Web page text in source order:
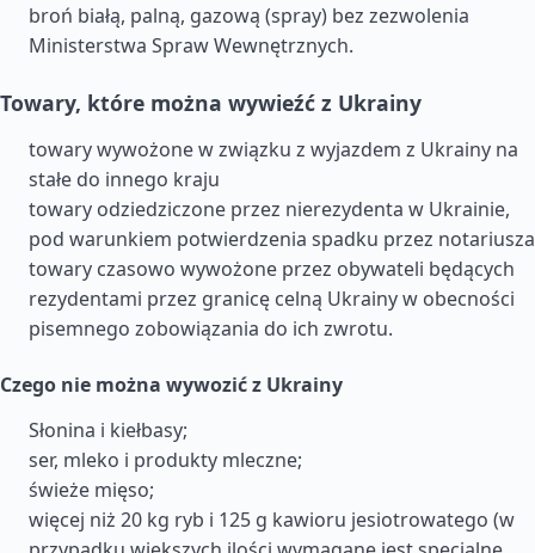
broń białą, palną, gazową (spray) bez zezwolenia
Ministerstwa Spraw Wewnętrznych.
Towary, które można wywieźć z Ukrainy
towary wywożone w związku z wyjazdem z Ukrainy na
stałe do innego kraju
towary odziedziczone przez nierezydenta w Ukrainie,
pod warunkiem potwierdzenia spadku przez notariusza
towary czasowo wywożone przez obywateli będących
rezydentami przez granicę celną Ukrainy w obecności
pisemnego zobowiązania do ich zwrotu.
Czego nie można wywozić z Ukrainy
Słonina i kiełbasy;
ser, mleko i produkty mleczne;
świeże mięso;
więcej niż 20 kg ryb i 125 g kawioru jesiotrowatego (w